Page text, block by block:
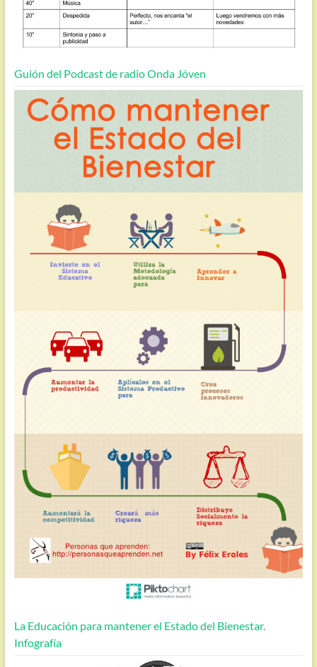
Guión del Podcast de radio Onda Jóven
La Educación para mantener el Estado del Bienestar.
Infografía